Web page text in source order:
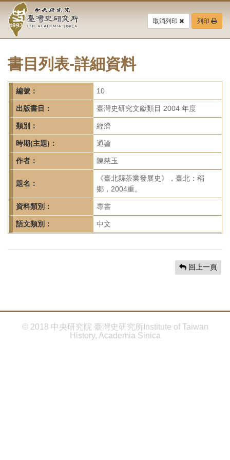
要
中
央
研
究
院-
臺
灣
史
研
究
所-
首
頁
取消列印 列印
書目列表-詳細資料
編號： 10
出版書目： 臺灣史研究文獻類目 2004 年度
類別： 經濟
時期(主題)： 通論
作者： 陳慈玉
題名：
《臺北縣茶業發展史》，臺北：稻
鄉，2004重。
資料類別： 專書
語文類別： 中文
回上一頁
© 2018 中央研究院 臺灣史研究所Institute of Taiwan
History, Academia Sinica